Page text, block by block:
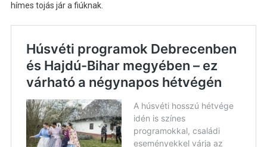
hímes tojás jár a fiúknak.